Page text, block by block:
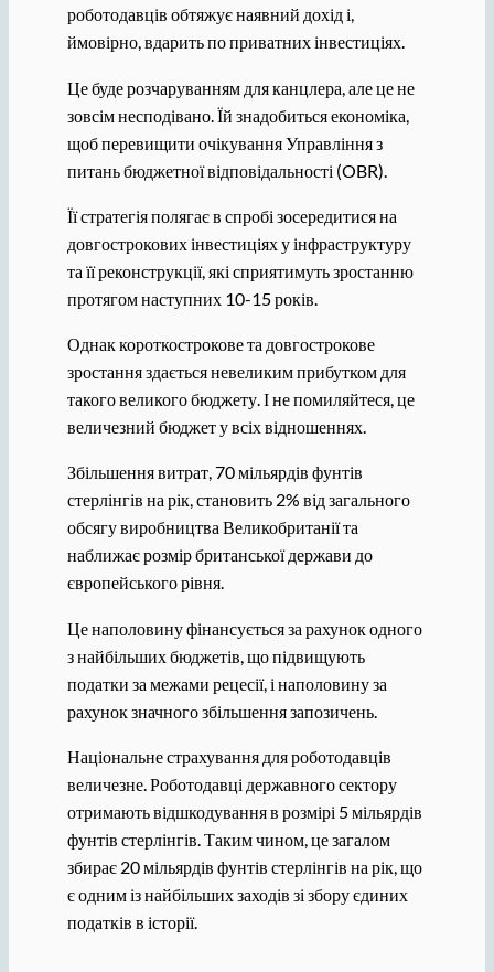
роботодавців обтяжує наявний дохід і,
ймовірно, вдарить по приватних інвестиціях.
Це буде розчаруванням для канцлера, але це не
зовсім несподівано. Їй знадобиться економіка,
щоб перевищити очікування Управління з
питань бюджетної відповідальності (OBR).
Її стратегія полягає в спробі зосередитися на
довгострокових інвестиціях у інфраструктуру
та її реконструкції, які сприятимуть зростанню
протягом наступних 10-15 років.
Однак короткострокове та довгострокове
зростання здається невеликим прибутком для
такого великого бюджету. І не помиляйтеся, це
величезний бюджет у всіх відношеннях.
Збільшення витрат, 70 мільярдів фунтів
стерлінгів на рік, становить 2% від загального
обсягу виробництва Великобританії та
наближає розмір британської держави до
європейського рівня.
Це наполовину фінансується за рахунок одного
з найбільших бюджетів, що підвищують
податки за межами рецесії, і наполовину за
рахунок значного збільшення запозичень.
Національне страхування для роботодавців
величезне. Роботодавці державного сектору
отримають відшкодування в розмірі 5 мільярдів
фунтів стерлінгів. Таким чином, це загалом
збирає 20 мільярдів фунтів стерлінгів на рік, що
є одним із найбільших заходів зі збору єдиних
податків в історії.